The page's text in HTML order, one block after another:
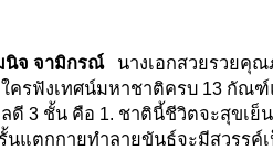
นิจ จามิกรณ์
นางเอกสวยรวยคุ
ครฟังเทศน์มหาชาติครบ 13 กัณ
ดี 3 ชั้น คือ 1. ชาตินี้ชีวิตจะสุขเย็
นแตกกายทำลายขันธ์จะมีสวรรค์เ